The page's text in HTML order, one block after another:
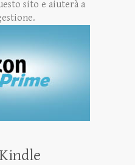
sito e aiuterà a